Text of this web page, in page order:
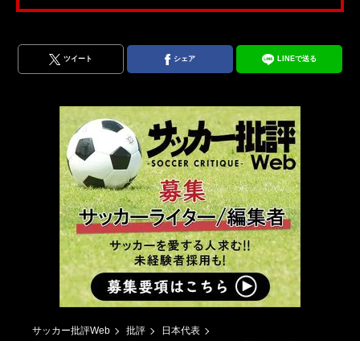
ツイート シェア LINEで送る
サッカー批評Web 批評
日本代表